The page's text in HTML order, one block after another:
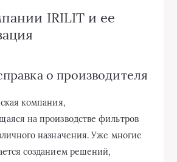
IRILIT и ее
о производителя
компания,
на производстве фильтров
назначения. Уже многие
созданием решений,